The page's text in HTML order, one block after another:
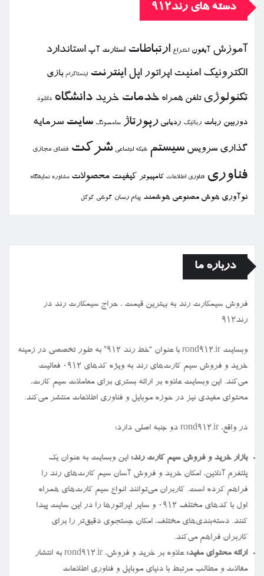
دسته های رند912
آموزش آیفون اختراع ارتباطات استارت آپ استاندارد
الكترونیك امنیت اپراتور اپل اینترنت اینستاگرام بازی
تكنولوژی تلفن همراه خدمات خرید دانشگاه دانلود
دوربین ربات رباتیك ردیابی رپورتاژ سامسونگ سایت سرمایه
گذاری سرویس سیستم شبكه اجتماعی شركت فضای مجازی
فناوری فناوری اطلاعات كامپیوتر كیفیت محصولات مشاوره نمایشگاه
نوآوری هوش مصنوعی هوشمند پیام رسان گوشی گوگل
درباره ما
فروش سیمكارت رند به بهترین قیمت ، حراج سیمكارت رند در
رند912
وبسایت rond912.ir با عنوان “خط رند ۹۱۲” به طور تخصصی در زمینه
خرید و فروش سیم کارت‌های رند به ویژه کدهای ۰۹۱۲ فعالیت
می‌کند. این وبسایت علاوه بر ارائه بستری برای معاملات سیم کارت،
محتوای مفیدی نیز در حوزه موبایل و فناوری اطلاعات منتشر می‌کند.
در واقع، rond912.ir دو جنبه اصلی دارد:
بازار خرید و فروش سیم کارت رند: این وبسایت به عنوان یک
پلتفرم آنلاین، امکان خرید و فروش آسان سیم کارت‌های رند را
فراهم کرده است. کاربران می‌توانند انواع سیم کارت‌های همراه
اول با کدهای مختلف ۰۹۱۲ و سایر اپراتورها را در این سایت پیدا
کنند. دسته‌بندی‌های مختلف، امکان جستجوی دقیق‌تر را برای
کاربران فراهم می‌کند.
ارائه محتوای مفید:
علاوه بر خرید و فروش، rond912.ir به انتشار
مقالات و مطالب مرتبط با دنیای موبایل و فناوری اطلاعات